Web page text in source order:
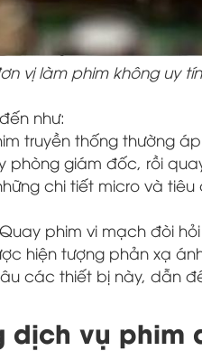
vị làm phim không uy tín
như:
truyền thống thường
giám đốc, rồi
chi tiết micro và
Quay phim vi mạch đòi
hiện tượng phản xạ
các thiết bị này, dẫn
dịch vụ phim